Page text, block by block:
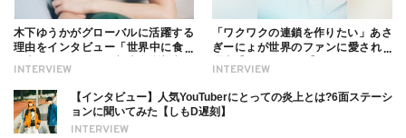
INTERVIEW
木下ゆうかがグローバルに活躍する
理由をインタビュー「世界中に食べ
ついても
INTERVIEW
「ワクワクの連鎖を作りたい」あさ
ぎーにょが世界のファンに愛される
INTERVIEW
【インタビュー】人気YouTuberにとっての炎上とは?6面ステーシ
ョンに聞いてみた【しもD遅刻】